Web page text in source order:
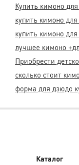
Купить кимоно
купить кимоно
купить кимоно
лучшее кимоно
Приобрести
сколько стоит
форма для дзюдо
Каталог